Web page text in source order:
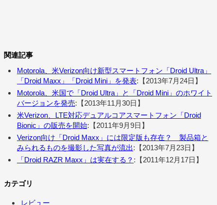
関連記事
Motorola、米Verizon向け新型スマートフォン「Droid Ultra」
「Droid Maxx」「Droid Mini」を発表:【2013年7月24日】
Motorola、米国で「Droid Ultra」と「Droid Mini」のホワイト
バージョンを発売:【2013年11月30日】
米Verizon、LTE対応デュアルコアスマートフォン「Droid
Bionic」の販売を開始:【2011年9月9日】
Verizon向け「Droid Maxx」には限定版も存在？ 製品箱と
みられるものを撮影した写真が流出:【2013年7月23日】
「Droid RAZR Maxx」は実在する？ :【2011年12月17日】
カテゴリ
レビュー